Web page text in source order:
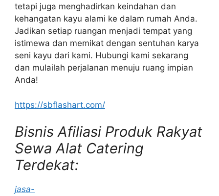
tetapi juga menghadirkan keindahan dan
kehangatan kayu alami ke dalam rumah Anda.
Jadikan setiap ruangan menjadi tempat yang
istimewa dan memikat dengan sentuhan karya
seni kayu dari kami. Hubungi kami sekarang
dan mulailah perjalanan menuju ruang impian
Anda!
https://sbflashart.com/
Bisnis Afiliasi Produk Rakyat
Sewa Alat Catering
Terdekat:
jasa-